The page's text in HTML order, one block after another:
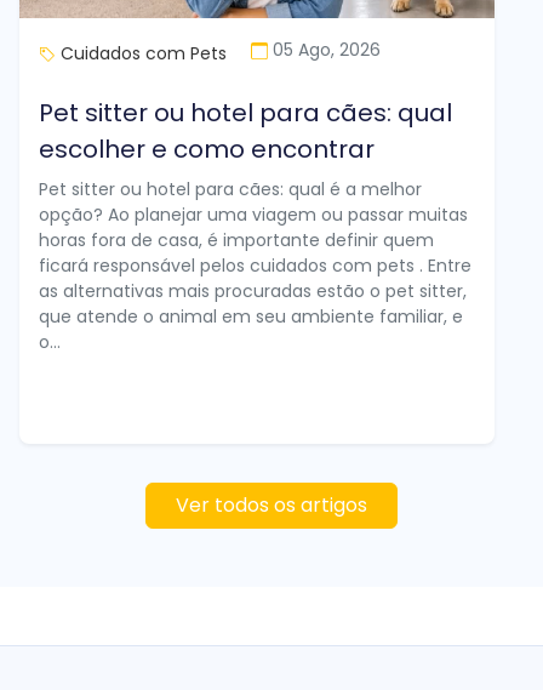
Cuidados com Pets 05 Ago, 2026
Pet sitter ou hotel para cães: qual
escolher e como encontrar
Pet sitter ou hotel para cães: qual é a melhor
opção? Ao planejar uma viagem ou passar muitas
horas fora de casa, é importante definir quem
ficará responsável pelos cuidados com pets . Entre
as alternativas mais procuradas estão o pet sitter,
que atende o animal em seu ambiente familiar, e
o...
Ver todos os artigos